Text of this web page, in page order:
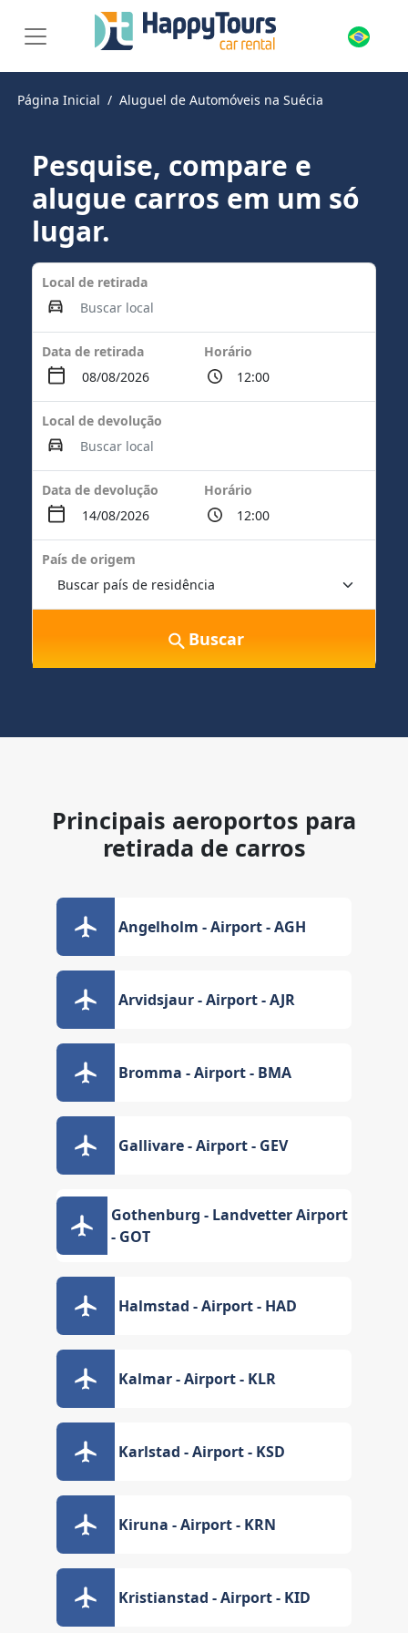
Página Inicial Aluguel de Automóveis na Suécia
Pesquise, compare e
alugue carros em um só
lugar.
Local de retirada
Data de retirada Horário
Local de devolução
Data de devolução Horário
País de origem
Buscar
Principais aeroportos para
retirada de carros
Angelholm - Airport - AGH
Arvidsjaur - Airport - AJR
Bromma - Airport - BMA
Gallivare - Airport - GEV
Gothenburg - Landvetter Airport
- GOT
Halmstad - Airport - HAD
Kalmar - Airport - KLR
Karlstad - Airport - KSD
Kiruna - Airport - KRN
Kristianstad - Airport - KID